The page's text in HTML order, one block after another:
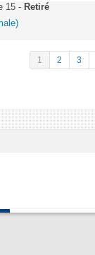
15 - Retiré
1 2 3